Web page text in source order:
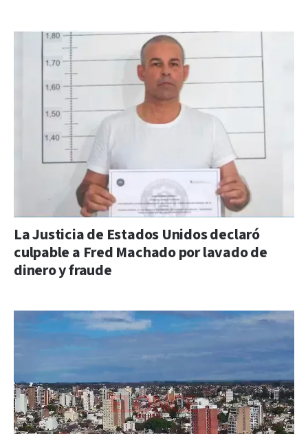
La Justicia de Estados Unidos declaró
culpable a Fred Machado por lavado de
dinero y fraude